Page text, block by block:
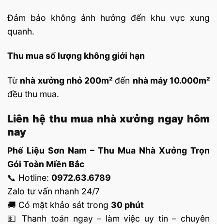
Đảm bảo không ảnh hưởng đến khu vực xung
quanh.
Thu mua số lượng không giới hạn
Từ nhà xưởng nhỏ 200m² đến nhà máy 10.000m²
đều thu mua.
Liên hệ thu mua nhà xưởng ngay hôm
nay
Phế Liệu Sơn Nam – Thu Mua Nhà Xưởng Trọn
Gói Toàn Miền Bắc
📞 Hotline: 0972.63.6789
Zalo tư vấn nhanh 24/7
🚚 Có mặt khảo sát trong 30 phút
💵 Thanh toán ngay – làm việc uy tín – chuyên